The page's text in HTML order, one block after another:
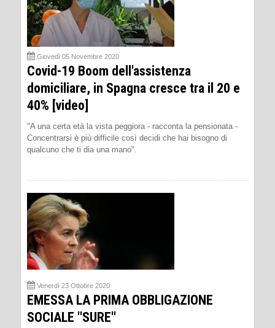
Giovedì 05 Novembre 2020
Covid-19 Boom dell'assistenza
domiciliare, in Spagna cresce tra il 20 e
40% [video]
"A una certa età la vista peggiora - racconta la pensionata -
Concentrarsi è più difficile così decidi che hai bisogno di
qualcuno che ti dia una mano".
Venerdì 23 Ottobre 2020
EMESSA LA PRIMA OBBLIGAZIONE
SOCIALE ''SURE''